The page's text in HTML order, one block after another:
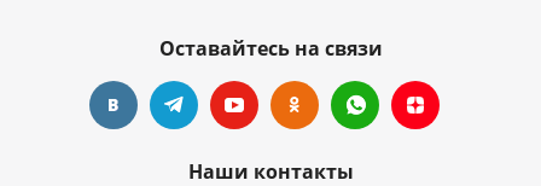
Оставайтесь на связи
Наши контакты